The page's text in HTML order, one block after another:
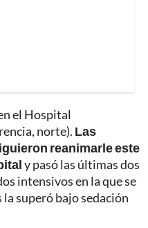
el Hospital
norte). Las
reanimarle este
y pasó las últimas dos
intensivos en la que se
superó bajo sedación